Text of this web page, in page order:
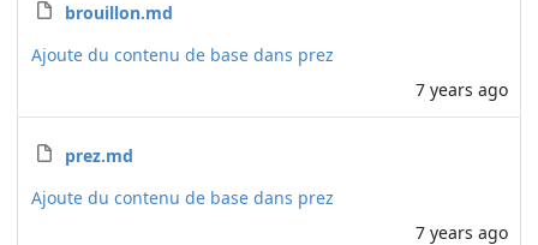
brouillon.md
Ajoute du contenu de base dans prez
7 years ago
prez.md
Ajoute du contenu de base dans prez
7 years ago